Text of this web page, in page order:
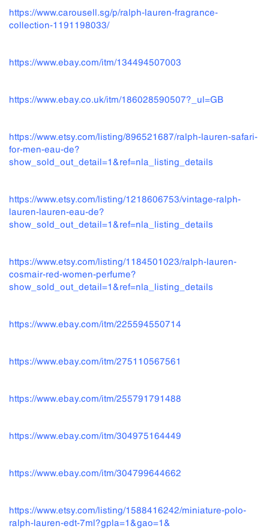
https://www.carousell.sg/p/ralph-lauren-fragrance-
collection-1191198033/
https://www.ebay.com/itm/134494507003
https://www.ebay.co.uk/itm/186028590507?_ul=GB
https://www.etsy.com/listing/896521687/ralph-lauren-safari-
for-men-eau-de?
show_sold_out_detail=1&ref=nla_listing_details
https://www.etsy.com/listing/1218606753/vintage-ralph-
lauren-lauren-eau-de?
show_sold_out_detail=1&ref=nla_listing_details
https://www.etsy.com/listing/1184501023/ralph-lauren-
cosmair-red-women-perfume?
show_sold_out_detail=1&ref=nla_listing_details
https://www.ebay.com/itm/225594550714
https://www.ebay.com/itm/275110567561
https://www.ebay.com/itm/255791791488
https://www.ebay.com/itm/304975164449
https://www.ebay.com/itm/304799644662
https://www.etsy.com/listing/1588416242/miniature-polo-
ralph-lauren-edt-7ml?gpla=1&gao=1&